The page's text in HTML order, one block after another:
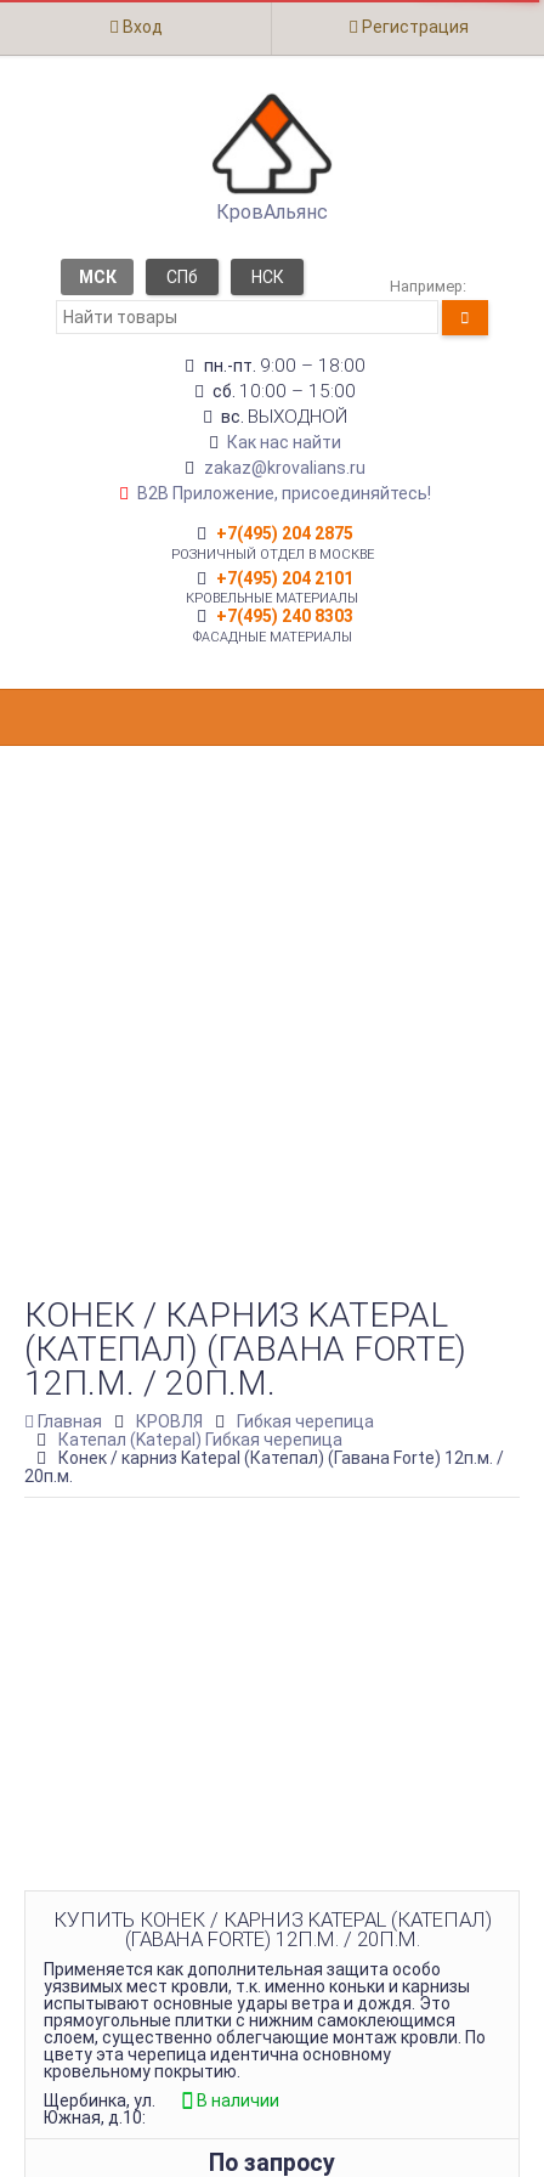
Вход Регистрация
КровАльянс
МСК СПб НСК Например:
пн.-пт. 9:00 – 18:00
сб. 10:00 – 15:00
вс. ВЫХОДНОЙ
Как нас найти
zakaz@krovalians.ru
B2B Приложение, присоединяйтесь!
+7(495) 204 2875
РОЗНИЧНЫЙ ОТДЕЛ В МОСКВЕ
+7(495) 204 2101
КРОВЕЛЬНЫЕ МАТЕРИАЛЫ
+7(495) 240 8303
ФАСАДНЫЕ МАТЕРИАЛЫ
КОНЕК / КАРНИЗ KATEPAL
(КАТЕПАЛ) (ГАВАНА FORTE)
12П.М. / 20П.М.
Главная КРОВЛЯ
Гибкая черепица
Катепал (Katepal) Гибкая черепица
Конек / карниз Katepal (Катепал) (Гавана Forte) 12п.м. /
20п.м.
КУПИТЬ КОНЕК / КАРНИЗ KATEPAL (КАТЕПАЛ)
(ГАВАНА FORTE) 12П.М. / 20П.М.
Применяется как дополнительная защита особо
уязвимых мест кровли, т.к. именно коньки и карнизы
испытывают основные удары ветра и дождя. Это
прямоугольные плитки с нижним самоклеющимся
слоем, существенно облегчающие монтаж кровли. По
цвету эта черепица идентична основному
кровельному покрытию.
Щербинка, ул.
Южная, д.10:
В наличии
По запросу